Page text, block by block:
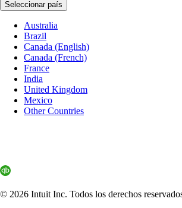
Seleccionar país
Australia
Brazil
Canada (English)
Canada (French)
France
India
United Kingdom
Mexico
Other Countries
© 2026 Intuit Inc. Todos los derechos